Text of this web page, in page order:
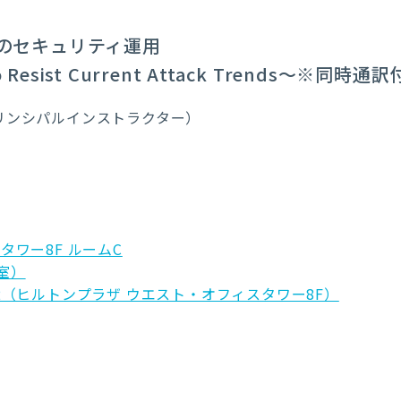
セキュリティ運用
Current Attack Trends～※同時通訳
シパルインストラクター）
ワー8F ルームC
ルトンプラザ ウエスト・オフィスタワー8F）